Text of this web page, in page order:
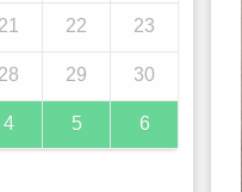
21 22 23
28 29 30
4 5 6